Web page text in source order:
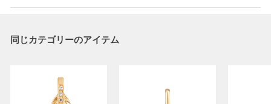
同じカテゴリーのアイテム